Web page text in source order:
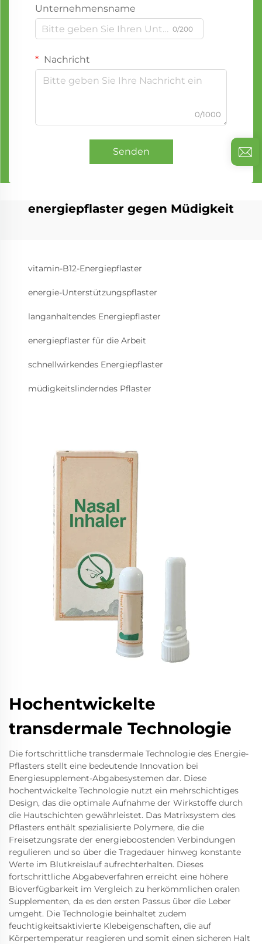
Unternehmensname
0/200
Nachricht
0/1000
Senden
energiepflaster gegen Müdigkeit
vitamin-B12-Energiepflaster
energie-Unterstützungspflaster
langanhaltendes Energiepflaster
energiepflaster für die Arbeit
schnellwirkendes Energiepflaster
müdigkeitslinderndes Pflaster
Hochentwickelte
transdermale Technologie
Die fortschrittliche transdermale Technologie des Energie-
Pflasters stellt eine bedeutende Innovation bei
Energiesupplement-Abgabesystemen dar. Diese
hochentwickelte Technologie nutzt ein mehrschichtiges
Design, das die optimale Aufnahme der Wirkstoffe durch
die Hautschichten gewährleistet. Das Matrixsystem des
Pflasters enthält spezialisierte Polymere, die die
Freisetzungsrate der energieboostenden Verbindungen
regulieren und so über die Tragedauer hinweg konstante
Werte im Blutkreislauf aufrechterhalten. Dieses
fortschrittliche Abgabeverfahren erreicht eine höhere
Bioverfügbarkeit im Vergleich zu herkömmlichen oralen
Supplementen, da es den ersten Passus über die Leber
umgeht. Die Technologie beinhaltet zudem
feuchtigkeitsaktivierte Klebeigenschaften, die auf
Körpertemperatur reagieren und somit einen sicheren Halt